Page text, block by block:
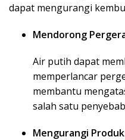
dapat mengurangi
Mendorong
Air putih dapat
memperlancar
membantu
salah satu
Mengurangi